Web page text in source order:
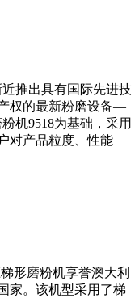
推出具有国际先进技
权的最新粉磨设备—
机9518为基础，采用
对产品粒度、性能
形磨粉机享誉澳大利
家。该机型采用了梯